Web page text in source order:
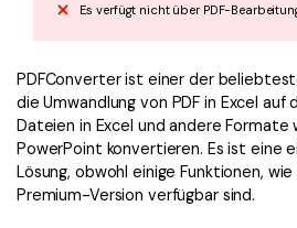
Es verfügt nicht über PDF-
PDFConverter ist einer der
die Umwandlung von PDF in Excel auf
Dateien in Excel und andere Formate
PowerPoint konvertieren. Es ist eine
Lösung, obwohl einige Funktionen, wie
Premium-Version verfügbar sind.